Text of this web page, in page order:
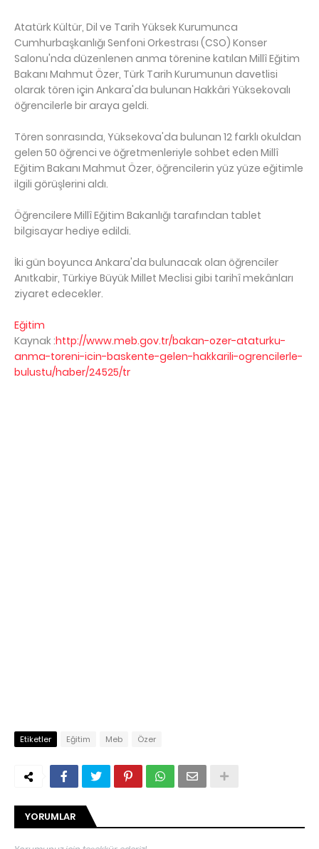
Atatürk Kültür, Dil ve Tarih Yüksek Kurumunca
Cumhurbaşkanlığı Senfoni Orkestrası (CSO) Konser
Salonu'nda düzenlenen anma törenine katılan Millî Eğitim
Bakanı Mahmut Özer, Türk Tarih Kurumunun davetlisi
olarak tören için Ankara'da bulunan Hakkâri Yüksekovalı
öğrencilerle bir araya geldi.
Tören sonrasında, Yüksekova'da bulunan 12 farklı okuldan
gelen 50 öğrenci ve öğretmenleriyle sohbet eden Millî
Eğitim Bakanı Mahmut Özer, öğrencilerin yüz yüze eğitimle
ilgili görüşlerini aldı.
Öğrencilere Millî Eğitim Bakanlığı tarafından tablet
bilgisayar hediye edildi.
İki gün boyunca Ankara'da bulunacak olan öğrenciler
Anıtkabir, Türkiye Büyük Millet Meclisi gibi tarihî mekânları
ziyaret edecekler.
Eğitim
Kaynak :http://www.meb.gov.tr/bakan-ozer-ataturku-
anma-toreni-icin-baskente-gelen-hakkarili-ogrencilerle-
bulustu/haber/24525/tr
Etiketler Eğitim Meb Özer
YORUMLAR